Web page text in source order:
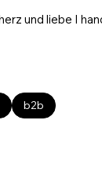
b2b